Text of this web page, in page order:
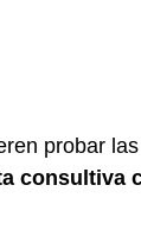
probar
consultiva